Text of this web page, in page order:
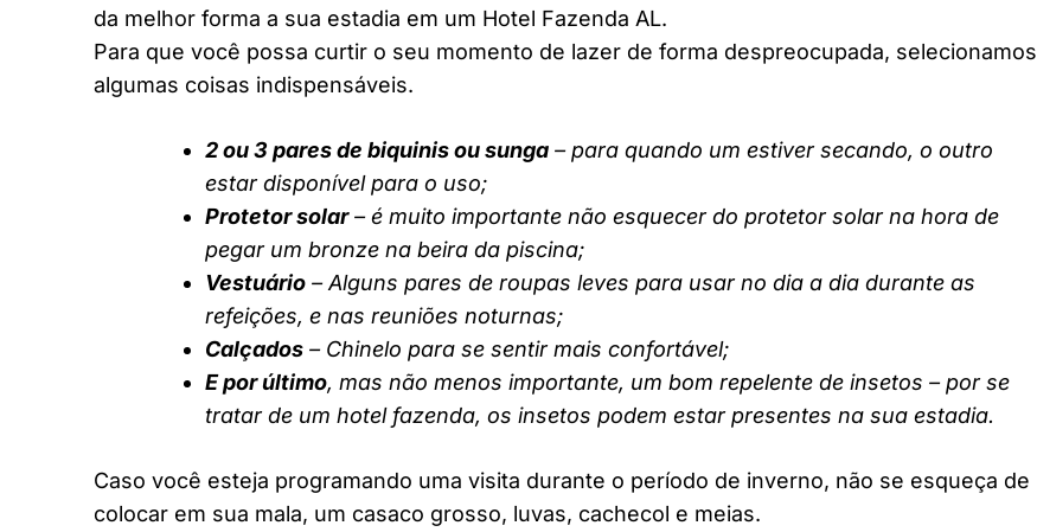
da melhor forma a sua estadia em um Hotel Fazenda AL.
Para que você possa curtir o seu momento de lazer de forma despreocupada, selecionamos
algumas coisas indispensáveis.
2 ou 3 pares de biquinis ou sunga – para quando um estiver secando, o outro
estar disponível para o uso;
Protetor solar– é muito importante não esquecer do protetor solar na hora de
pegar um bronze na beira da piscina;
Vestuário – Alguns pares de roupas leves para usar no dia a dia durante as
refeições, e nas reuniões noturnas;
Calçados – Chinelo para se sentir mais confortável;
E por último, mas não menos importante, um bom repelente de insetos – por se
tratar de um hotel fazenda, os insetos podem estar presentes na sua estadia.
Caso você esteja programando uma visita durante o período de inverno, não se esqueça de
colocar em sua mala, um casaco grosso, luvas, cachecol e meias.